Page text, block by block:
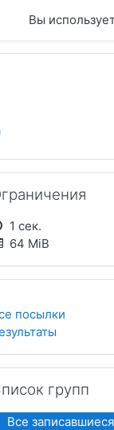
Вы
1 сек.
64 MiB
посылки
групп
Все